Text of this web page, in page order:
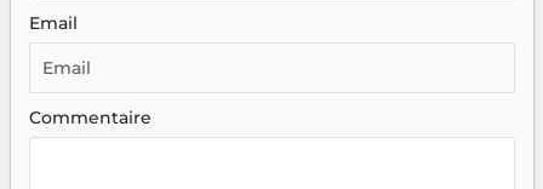
Email
Commentaire